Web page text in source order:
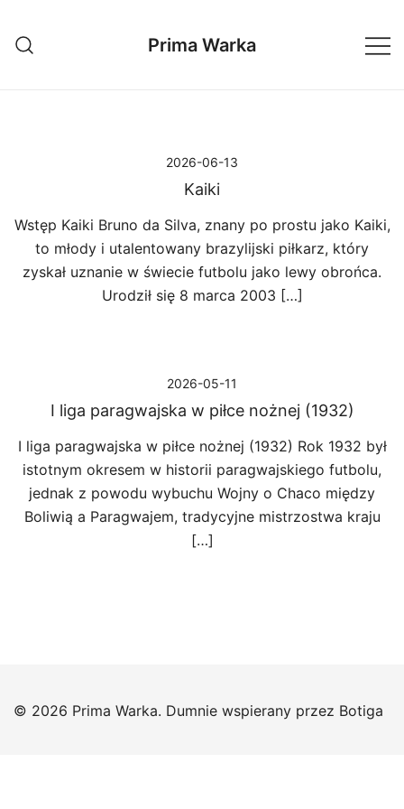
treści
Prima Warka
2026-06-13
Kaiki
Wstęp Kaiki Bruno da Silva, znany po prostu jako Kaiki,
to młody i utalentowany brazylijski piłkarz, który
zyskał uznanie w świecie futbolu jako lewy obrońca.
Urodził się 8 marca 2003 […]
2026-05-11
I liga paragwajska w piłce nożnej (1932)
I liga paragwajska w piłce nożnej (1932) Rok 1932 był
istotnym okresem w historii paragwajskiego futbolu,
jednak z powodu wybuchu Wojny o Chaco między
Boliwią a Paragwajem, tradycyjne mistrzostwa kraju
[…]
© 2026 Prima Warka. Dumnie wspierany przez Botiga